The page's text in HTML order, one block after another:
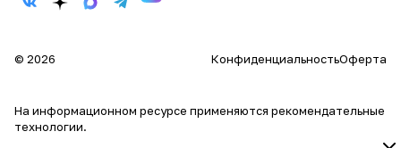
© 2026 КонфиденциальностьОферта
На информационном ресурсе применяются рекомендательные
технологии.